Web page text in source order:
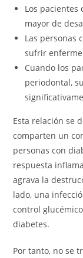
Los
mayor de
Las personas
sufrir
Cuando los
periodontal,
Esta relación se
comparten un
personas con
respuesta
agrava la
lado, una
control
diabetes.
Por tanto, no se